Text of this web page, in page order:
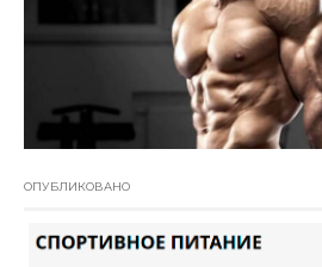
ОПУБЛИКОВАНО